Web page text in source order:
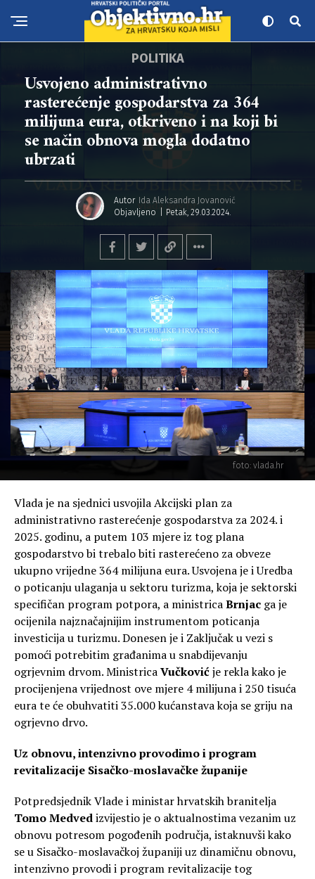
foto: vlada.hr
POLITIKA
Usvojeno administrativno
rasterećenje gospodarstva za 364
milijuna eura, otkriveno i na koji bi
se način obnova mogla dodatno
ubrzati
Autor Ida Aleksandra Jovanović
Objavljeno
Petak, 29.03.2024.
Vlada je na sjednici usvojila Akcijski plan za
administrativno rasterećenje gospodarstva za 2024. i
2025. godinu, a putem 103 mjere iz tog plana
gospodarstvo bi trebalo biti rasterećeno za obveze
ukupno vrijedne 364 milijuna eura. Usvojena je i Uredba
o poticanju ulaganja u sektoru turizma, koja je sektorski
specifičan program potpora, a ministricaBrnjac ga je
ocijenila najznačajnijim instrumentom poticanja
investicija u turizmu. Donesen je i Zaključak u vezi s
pomoći potrebitim građanima u snabdijevanju
ogrjevnim drvom. MinistricaVučkovićje rekla kako je
procijenjena vrijednost ove mjere 4 milijuna i 250 tisuća
eura te će obuhvatiti 35.000 kućanstava koja se griju na
ogrjevno drvo.
Uz obnovu, intenzivno provodimo i program
revitalizacije Sisačko-moslavačke županije
Potpredsjednik Vlade i ministar hrvatskih branitelja
Tomo Medvedizvijestio je o aktualnostima vezanim uz
obnovu potresom pogođenih područja, istaknuvši kako
se u Sisačko-moslavačkoj županiji uz dinamičnu obnovu,
intenzivno provodi i program revitalizacije tog